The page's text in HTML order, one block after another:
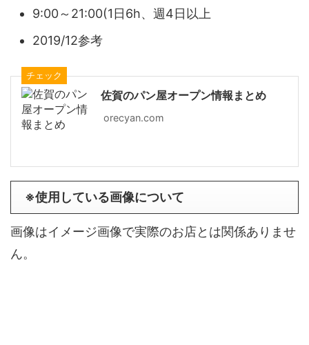
9:00～21:00(1日6h、週4日以上
2019/12参考
チェック
佐賀のパン屋オープン情報まとめ
orecyan.com
※使用している画像について
画像はイメージ画像で実際のお店とは関係ありませ
ん。